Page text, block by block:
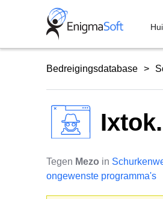
Bedreigingsdatabase
Tegen Mezo in
ongewenste programma's